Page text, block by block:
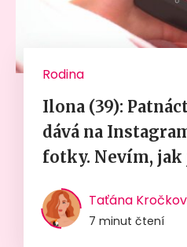
Rodina
Ilona (39):
dává na
fotky. Nevím, jak
Taťána
7 minut čtení